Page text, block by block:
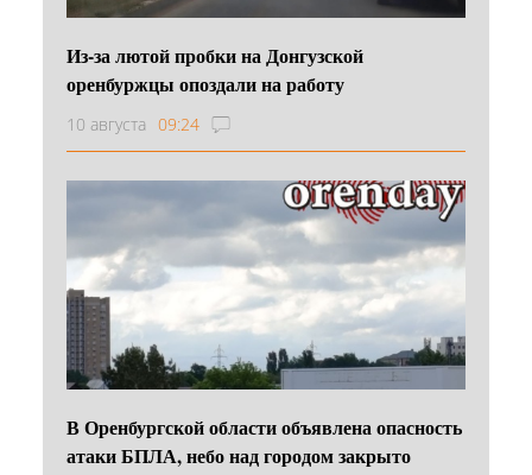
Из-за лютой пробки на Донгузской
оренбуржцы опоздали на работу
10 августа 09:24
В Оренбургской области объявлена опасность
атаки БПЛА, небо над городом закрыто